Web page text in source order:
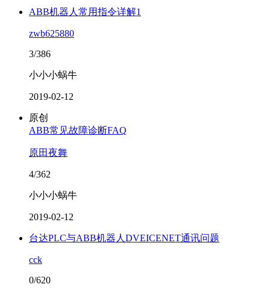
ABB机器人常用指令详解1
zwb625880
3/386
小小小蜗牛
2019-02-12
原创
ABB常见故障诊断FAQ
原田夜舞
4/362
小小小蜗牛
2019-02-12
台达PLC与ABB机器人DVEICENET通讯问题
cck
0/620